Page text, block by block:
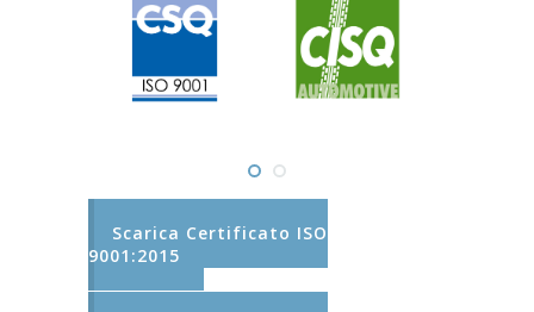
Scarica Certificato ISO
9001:2015